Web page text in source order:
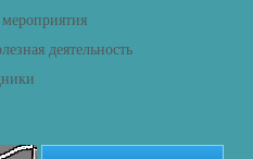
деятельность